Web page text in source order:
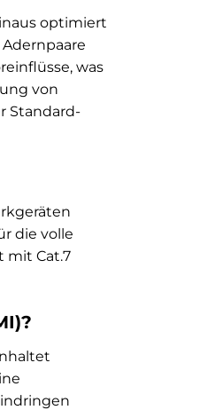
optimiert
was
von
Standard-
die volle
mit Cat.7